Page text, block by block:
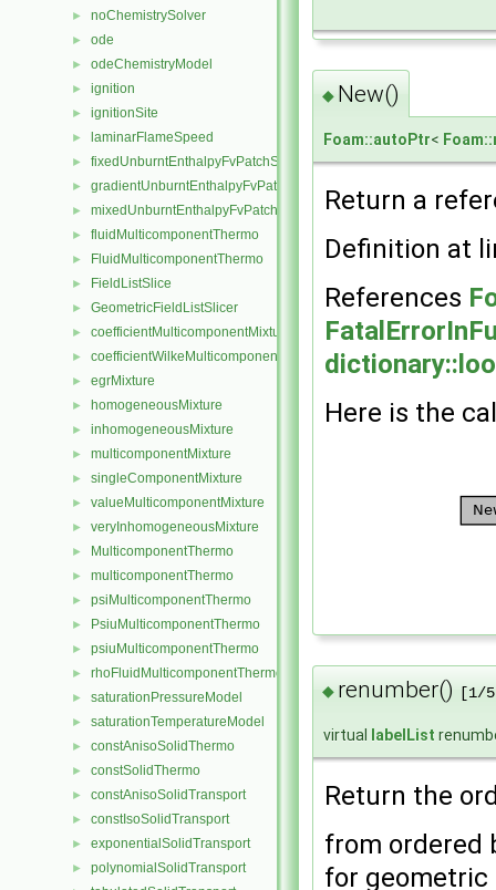
► noChemistrySolver
► ode
► odeChemistryModel
► ignition
► ignitionSite
► laminarFlameSpeed
► fixedUnburntEnthalpyFvPatchScalarField
► gradientUnburntEnthalpyFvPatchScalarField
► mixedUnburntEnthalpyFvPatchScalarField
► fluidMulticomponentThermo
► FluidMulticomponentThermo
► FieldListSlice
► GeometricFieldListSlicer
► coefficientMulticomponentMixture
► coefficientWilkeMulticomponentMixture
► egrMixture
► homogeneousMixture
► inhomogeneousMixture
► multicomponentMixture
► singleComponentMixture
► valueMulticomponentMixture
► veryInhomogeneousMixture
► MulticomponentThermo
► multicomponentThermo
► psiMulticomponentThermo
► PsiuMulticomponentThermo
► psiuMulticomponentThermo
► rhoFluidMulticomponentThermo
► saturationPressureModel
► saturationTemperatureModel
► constAnisoSolidThermo
► constSolidThermo
► constAnisoSolidTransport
► constIsoSolidTransport
► exponentialSolidTransport
► polynomialSolidTransport
◆ New()
Foam::autoPtr<
Return a
Definition at
References
Here is the
◆ renumber() [1/
virtual labelList
Return the
from ordered
for geometric